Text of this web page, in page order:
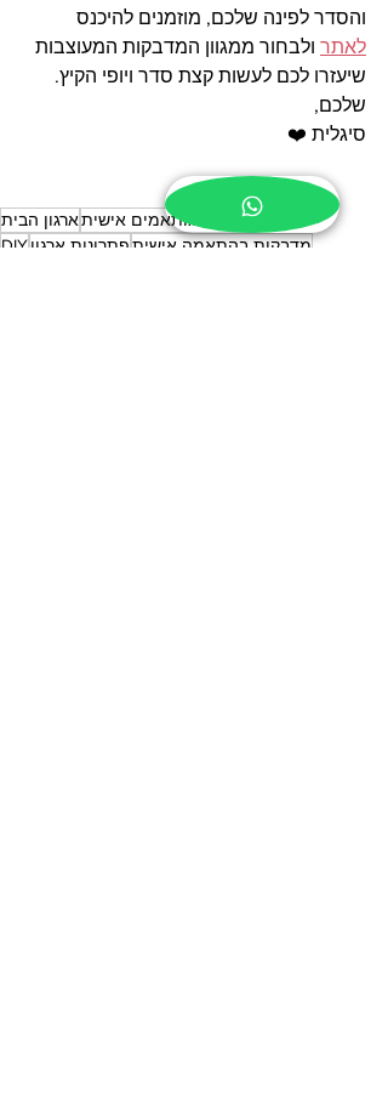
והסדר לפינה שלכם, מוזמנים להיכנס
לאתר ולבחור ממגוון המדבקות המעוצבות
שיעזרו לכם לעשות קצת סדר ויופי הקיץ.
שלכם,
סיגלית ❤️
מוצרים מותאמים אישיתארגון הבית
מדבקות בהתאמה אישיתפתרונות ארגוןDIY